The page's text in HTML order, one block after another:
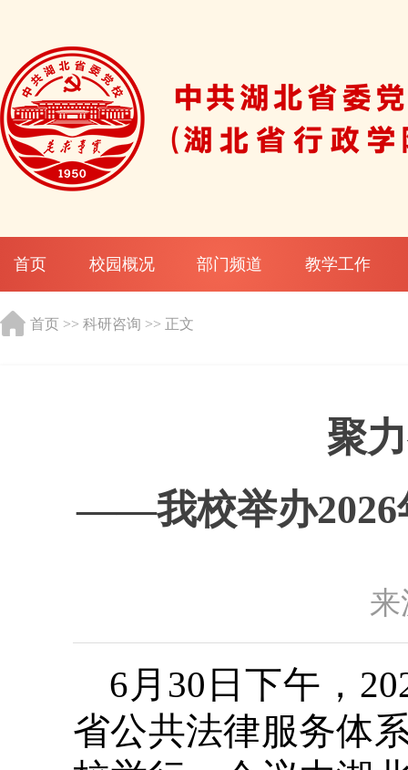
首页 校园概况 部门频道 教学工作
首页 >> 科研咨询 >> 正文
聚
——我校举办2026
6月30日下午，
省公共法律服务体